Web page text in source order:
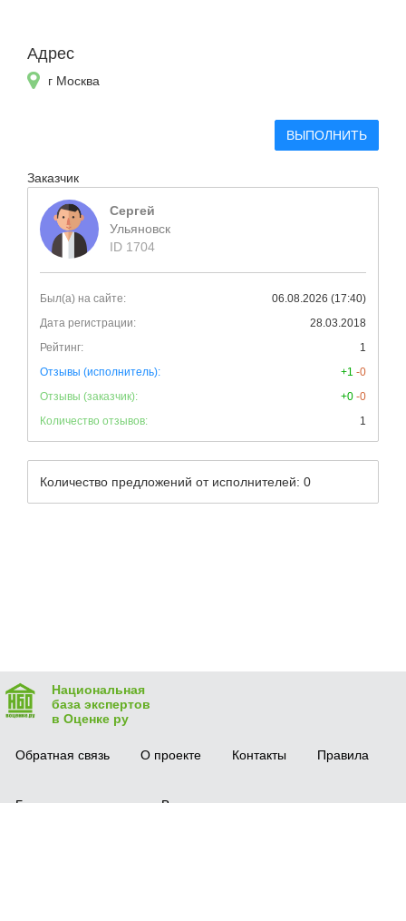
Адрес
г Москва
ВЫПОЛНИТЬ
Заказчик
Сергей
Ульяновск
ID 1704
Был(а) на сайте:
06.08.2026 (17:40)
Дата регистрации:
28.03.2018
Рейтинг:
1
Отзывы (исполнитель):
+1 -0
Отзывы (заказчик):
+0 -0
Количество отзывов:
1
Количество предложений от исполнителей: 0
Национальная
база экспертов
в Оценке ру
Обратная связь О проекте Контакты Правила
Безопасная сделка Вопрос-ответ